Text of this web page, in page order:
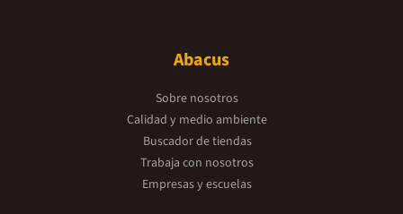
Abacus
Sobre nosotros
Calidad y medio ambiente
Buscador de tiendas
Trabaja con nosotros
Empresas y escuelas